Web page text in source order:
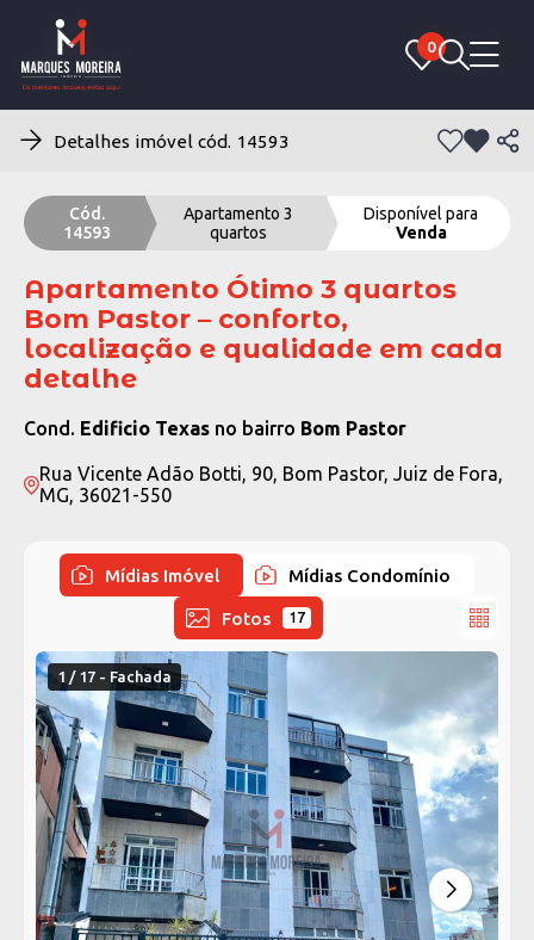
0
0
Detalhes imóvel cód. 14593
Cód.
14593
Apartamento 3
quartos
Disponível para
Venda
Apartamento Ótimo 3 quartos
Bom Pastor – conforto,
localização e qualidade em cada
detalhe
Cond. Edificio Texas no bairro Bom Pastor
Rua Vicente Adão Botti, 90, Bom Pastor, Juiz de Fora,
MG, 36021-550
Mídias Imóvel Mídias Condomínio
Fotos 17
1 / 17 - Fachada